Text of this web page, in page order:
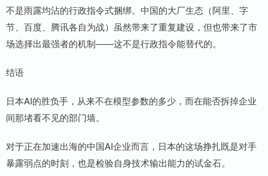
不是雨露均沾的行政指令式捆绑。中国的大厂生态（阿里、字
节、百度、腾讯各自为战）虽然带来了重复建设，但也带来了市
场选择出最强者的机制——这不是行政指令能替代的。
结语
日本AI的胜负手，从来不在模型参数的多少，而在能否拆掉企业
间那堵看不见的部门墙。
对于正在加速出海的中国AI企业而言，日本的这场挣扎既是对手
暴露弱点的时刻，也是检验自身技术输出能力的试金石。